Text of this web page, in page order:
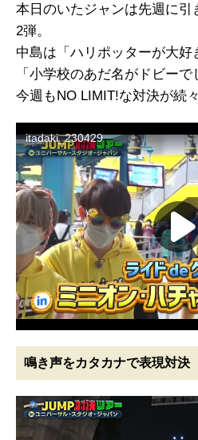
本日のいたジャンは先週に
2弾。
中島は「ハリポッターが大
「小学校のあだ名がドビーで
今週もNO LIMIT!な対決が続
鳴き声をカタカナで表現対決